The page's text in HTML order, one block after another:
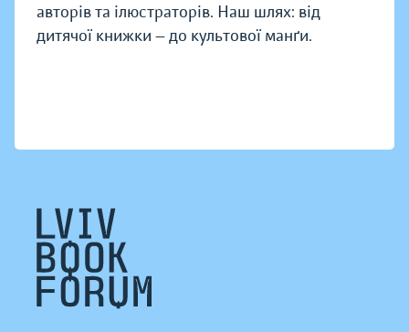
авторів та ілюстраторів. Наш шлях: від
дитячої книжки — до культової манґи.